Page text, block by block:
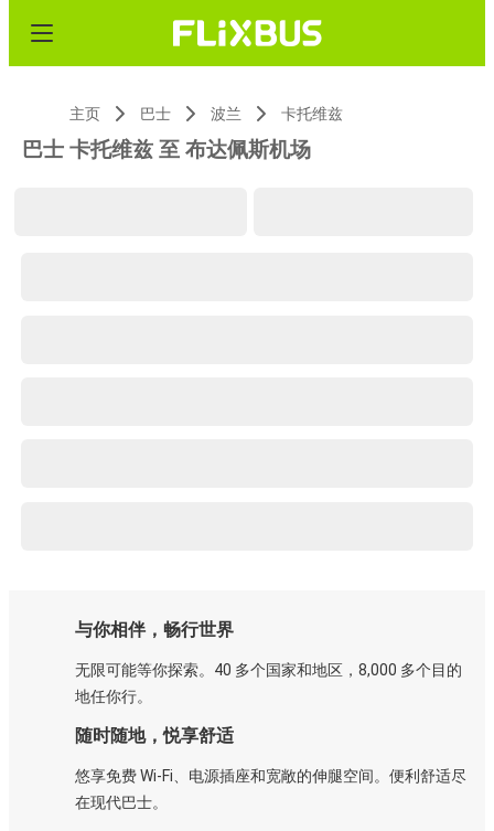
主页 巴士 波兰 卡托维兹
巴士 卡托维兹 至 布达佩斯机场
与你相伴，畅行世界
无限可能等你探索。40 多个国家和地区，8,000 多个目的
地任你行。
随时随地，悦享舒适
悠享免费 Wi-Fi、电源插座和宽敞的伸腿空间。便利舒适尽
在现代巴士。